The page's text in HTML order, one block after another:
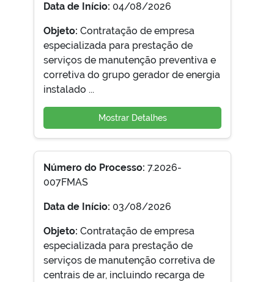
Data de Início: 04/08/2026
Objeto: Contratação de empresa
especializada para prestação de
serviços de manutenção preventiva e
corretiva do grupo gerador de energia
instalado ...
Mostrar Detalhes
Número do Processo: 7.2026-
007FMAS
Data de Início: 03/08/2026
Objeto: Contratação de empresa
especializada para prestação de
serviços de manutenção corretiva de
centrais de ar, incluindo recarga de